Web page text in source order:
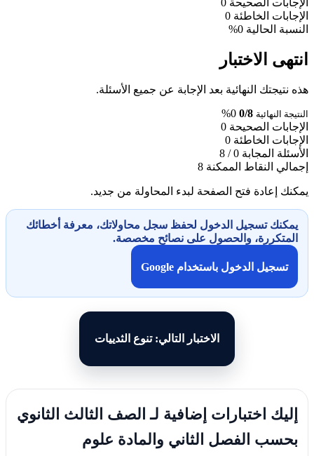
الإجابات الخاطئة 0
النسبة الحالية 0%
انتهى الاختبار
هذه نتيجتك النهائية بعد الإجابة عن جميع الأسئلة.
النتيجة النهائية 0/8
0%
الإجابات الصحيحة 0
الإجابات الخاطئة 0
الأسئلة المجابة 0 / 8
إجمالي النقاط الممكنة 8
يمكنك إعادة فتح الصفحة لبدء المحاولة من جديد.
يمكنك تسجيل الدخول لحفظ سجل محاولاتك، معرفة أخطائك
المتكررة، والحصول على نصائح مخصصة.
تسجيل الدخول باستخدام Google
الاختبار التالي: تنوع الثدييات
إليك اختبارات إضافية لـ الصف الثالث الثانوي
بحسب الفصل الثاني والمادة علوم